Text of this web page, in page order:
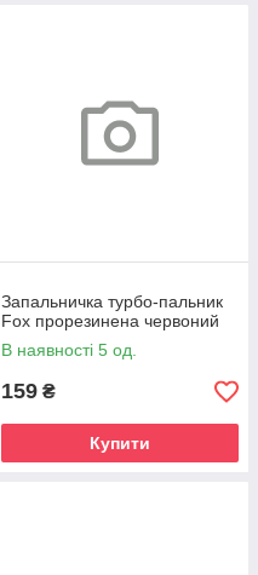
Запальничка турбо-пальник
Fox прорезинена червоний
В наявності 5 од.
159 ₴
Купити